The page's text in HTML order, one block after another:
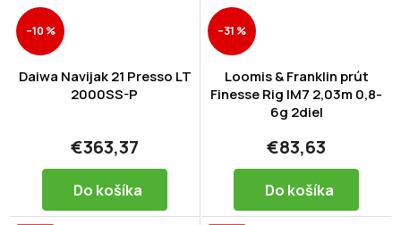
–10 %
Daiwa Navijak 21 Presso LT
2000SS-P
€363,37
Do košíka
–31 %
Loomis & Franklin prút
Finesse Rig IM7 2,03m 0,8-
6g 2diel
€83,63
Do košíka